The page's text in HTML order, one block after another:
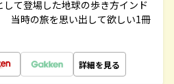
て登場した地球の歩き方インド
当時の旅を思い出して欲しい1冊
詳細を見る